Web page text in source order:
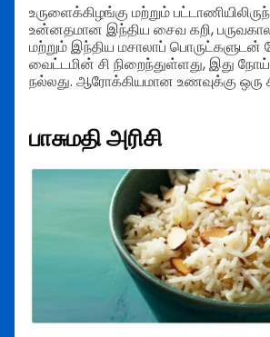
உருளைக்கிழங்கு மற்றும்
உன்னதமான இந்திய சைவ கறி,
மற்றும் இந்திய மசாலாப் பொருட்களுடன்
வைட்டமின் சி நிறைந்துள்ளது, இது நோய்
நல்லது. ஆரோக்கியமான உணவுக்கு ஒரு
பாசுமதி அரிசி